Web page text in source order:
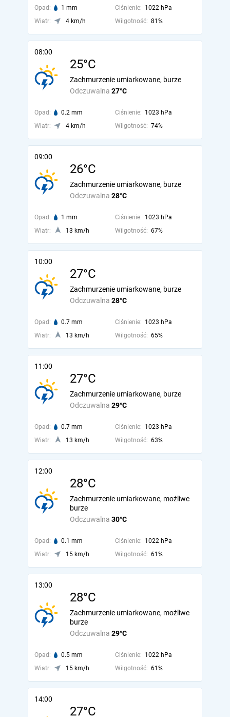
Opad: 1 mm Ciśnienie: 1022 hPa
Wiatr:
4 km/h Wilgotność: 81%
08:00
25°C
Odczuwalna 27°C
Zachmurzenie umiarkowane, burze
Opad: 0.2 mm Ciśnienie: 1023 hPa
Wiatr:
4 km/h Wilgotność: 74%
09:00
26°C
Odczuwalna 28°C
Zachmurzenie umiarkowane, burze
Opad: 1 mm Ciśnienie: 1023 hPa
Wiatr:
13 km/h Wilgotność: 67%
10:00
27°C
Odczuwalna 28°C
Zachmurzenie umiarkowane, burze
Opad: 0.7 mm Ciśnienie: 1023 hPa
Wiatr:
13 km/h Wilgotność: 65%
11:00
27°C
Odczuwalna 29°C
Zachmurzenie umiarkowane, burze
Opad: 0.7 mm Ciśnienie: 1023 hPa
Wiatr:
13 km/h Wilgotność: 63%
12:00
28°C
Odczuwalna 30°C
Zachmurzenie umiarkowane, możliwe
burze
Opad: 0.1 mm Ciśnienie: 1022 hPa
Wiatr:
15 km/h Wilgotność: 61%
13:00
28°C
Odczuwalna 29°C
Zachmurzenie umiarkowane, możliwe
burze
Opad: 0.5 mm Ciśnienie: 1022 hPa
Wiatr:
15 km/h Wilgotność: 61%
14:00
27°C